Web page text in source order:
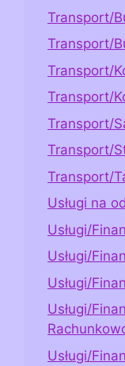
Transport/
Transport/
Transport/
Transport/
Transport/
Transport/
Transport/
Usługi na
Usługi/
Usługi/
Usługi/
Usługi/
Usługi/